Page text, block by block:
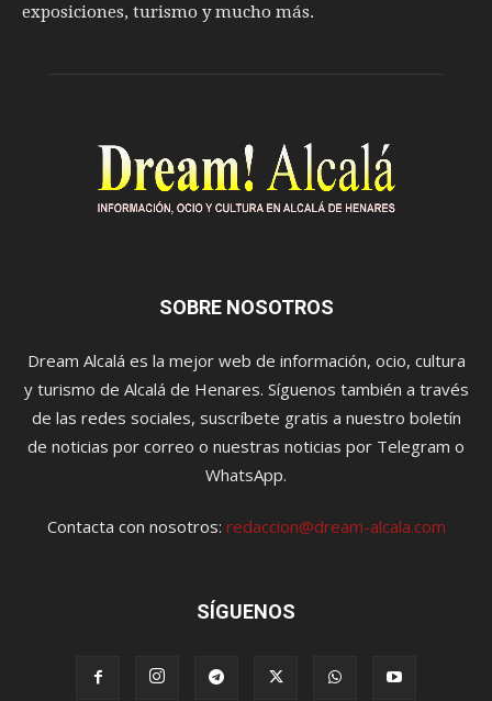
exposiciones, turismo y mucho más.
SOBRE NOSOTROS
Dream Alcalá es la mejor web de información, ocio, cultura
y turismo de Alcalá de Henares. Síguenos también a través
de las redes sociales, suscríbete gratis a nuestro boletín
de noticias por correo o nuestras noticias por Telegram o
WhatsApp.
Contacta con nosotros: redaccion@dream-alcala.com
SÍGUENOS